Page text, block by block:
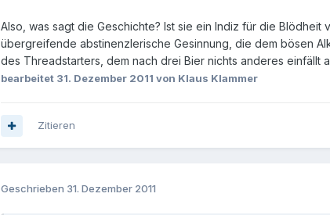
Also, was sagt die Geschichte? Ist sie ein Indiz für die
übergreifende abstinenzlerische Gesinnung, die dem bösen
des Threadstarters, dem nach drei Bier nichts anderes einfällt
bearbeitet 31. Dezember 2011 von Klaus Klammer
Zitieren
Geschrieben 31. Dezember 2011